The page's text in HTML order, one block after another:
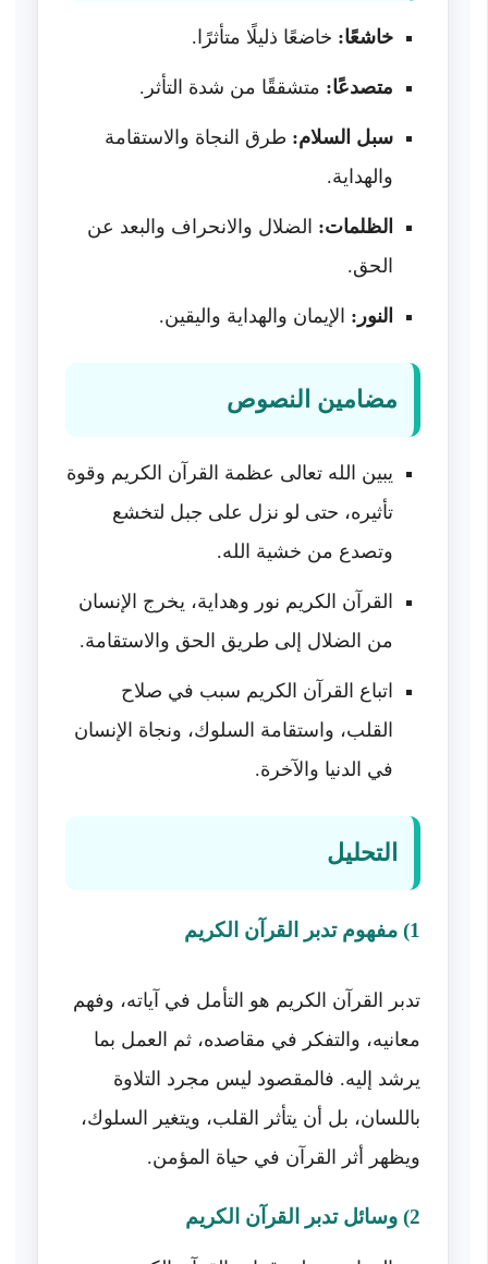
خاشعًا: خاضعًا ذليلًا متأثرًا.
متصدعًا: متشققًا من شدة التأثر.
سبل السلام: طرق النجاة والاستقامة
والهداية.
الظلمات: الضلال والانحراف والبعد عن
الحق.
النور: الإيمان والهداية واليقين.
مضامين النصوص
يبين الله تعالى عظمة القرآن الكريم وقوة
تأثيره، حتى لو نزل على جبل لتخشع
وتصدع من خشية الله.
القرآن الكريم نور وهداية، يخرج الإنسان
من الضلال إلى طريق الحق والاستقامة.
اتباع القرآن الكريم سبب في صلاح
القلب، واستقامة السلوك، ونجاة الإنسان
في الدنيا والآخرة.
التحليل
1) مفهوم تدبر القرآن الكريم
تدبر القرآن الكريم هو التأمل في آياته، وفهم
معانيه، والتفكر في مقاصده، ثم العمل بما
يرشد إليه. فالمقصود ليس مجرد التلاوة
باللسان، بل أن يتأثر القلب، ويتغير السلوك،
ويظهر أثر القرآن في حياة المؤمن.
2) وسائل تدبر القرآن الكريم